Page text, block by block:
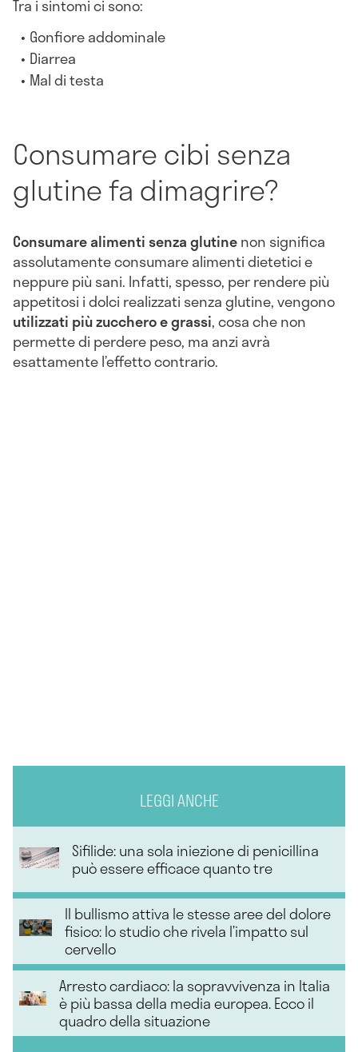
Tra i sintomi ci sono:
Gonfiore addominale
Diarrea
Mal di testa
Consumare cibi senza
glutine fa dimagrire?
Consumare alimenti senza glutinenon significa
assolutamente consumare alimenti dietetici e
neppure più sani. Infatti, spesso, per rendere più
appetitosi i dolci realizzati senza glutine, vengono
utilizzati più zucchero e grassi, cosa che non
permette di perdere peso, ma anzi avrà
esattamente l’effetto contrario.
LEGGI ANCHE
Sifilide: una sola iniezione di penicillina
può essere efficace quanto tre
Il bullismo attiva le stesse aree del dolore
fisico: lo studio che rivela l’impatto sul
cervello
Arresto cardiaco: la sopravvivenza in Italia
è più bassa della media europea. Ecco il
quadro della situazione